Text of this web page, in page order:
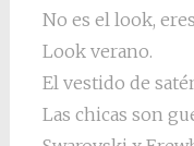
No es el look,
Look verano.
El vestido de
Las chicas son